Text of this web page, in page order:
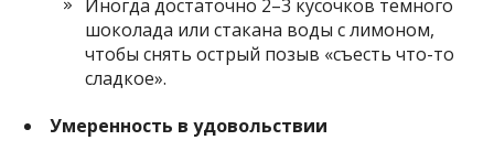
Иногда достаточно 2–3 кусочков темного
шоколада или стакана воды с лимоном,
чтобы снять острый позыв «съесть что-то
сладкое».
Умеренность в удовольствии